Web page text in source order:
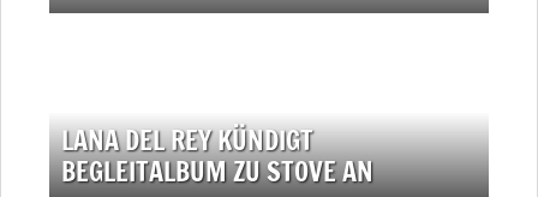
LANA DEL REY KÜNDIGT
BEGLEITALBUM ZU STOVE AN